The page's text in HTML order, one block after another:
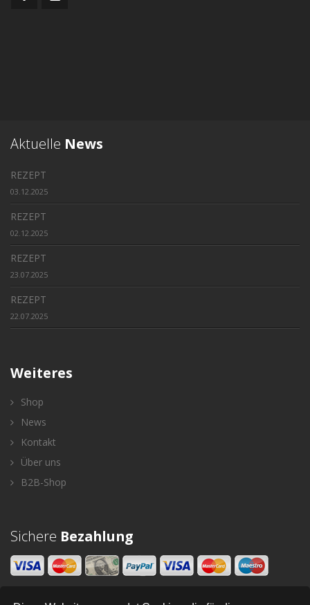
Aktuelle News
REZEPT
03.12.2025
REZEPT
02.12.2025
REZEPT
23.07.2025
REZEPT
22.07.2025
Weiteres
Shop
News
Kontakt
Über uns
B2B-Shop
Sichere Bezahlung